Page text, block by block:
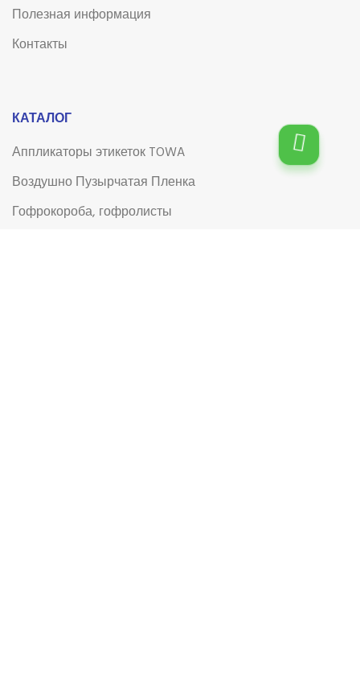
Полезная информация
Контакты
КАТАЛОГ
Аппликаторы этикеток TOWA
Воздушно Пузырчатая Пленка
Гофрокороба, гофролисты